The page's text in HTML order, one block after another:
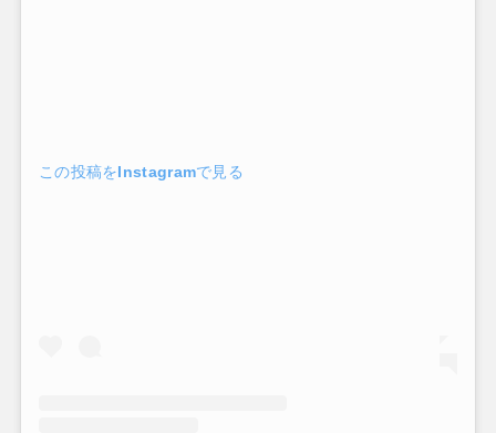
この投稿をInstagramで見る